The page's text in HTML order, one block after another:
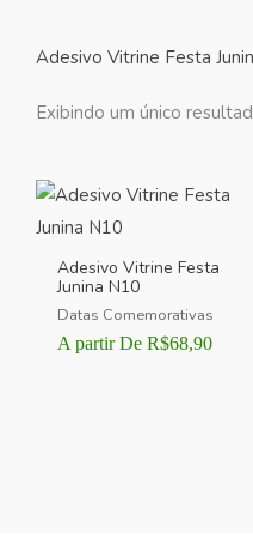
Adesivo Vitrine Festa
Exibindo um único
Adesivo Vitrine Festa
Junina N10
Datas Comemorativas
A partir De R$68,90